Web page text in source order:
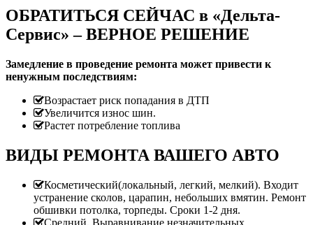
ОБРАТИТЬСЯ СЕЙЧАС в «Дельта-
Сервис» – ВЕРНОЕ РЕШЕНИЕ
Замедление в проведение ремонта может привести к
ненужным последствиям:
Возрастает риск попадания в ДТП
Увеличится износ шин.
Растет потребление топлива
ВИДЫ РЕМОНТА ВАШЕГО АВТО
Косметический(локальный, легкий, мелкий). Входит
устранение сколов, царапин, небольших вмятин. Ремонт
обшивки потолка, торпеды. Сроки 1-2 дня.
Средний. Выравнивание незначительных